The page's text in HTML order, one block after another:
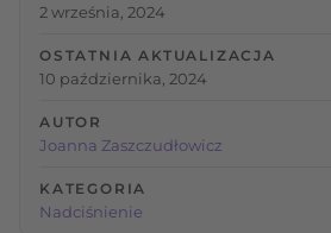
2 września, 2024
OSTATNIA AKTUALIZACJA
10 października, 2024
AUTOR
Joanna Zaszczudłowicz
KATEGORIA
Nadciśnienie